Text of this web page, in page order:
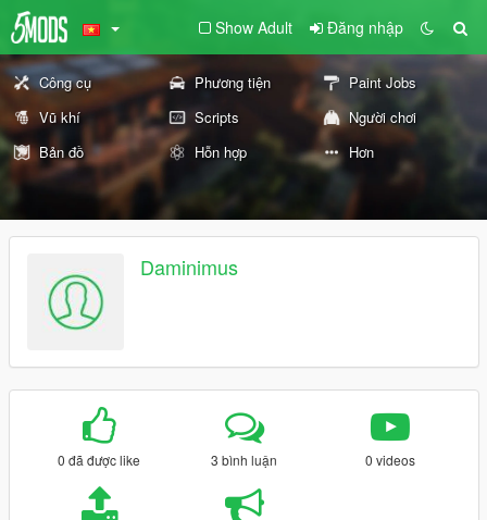
Show Adult Đăng nhập
Công cụ Phương tiện
Paint Jobs
Vũ khí
Scripts
Người chơi
Bản đồ
Hỗn hợp Hơn
Daminimus
0 đã được like 3 bình luận 0 videos